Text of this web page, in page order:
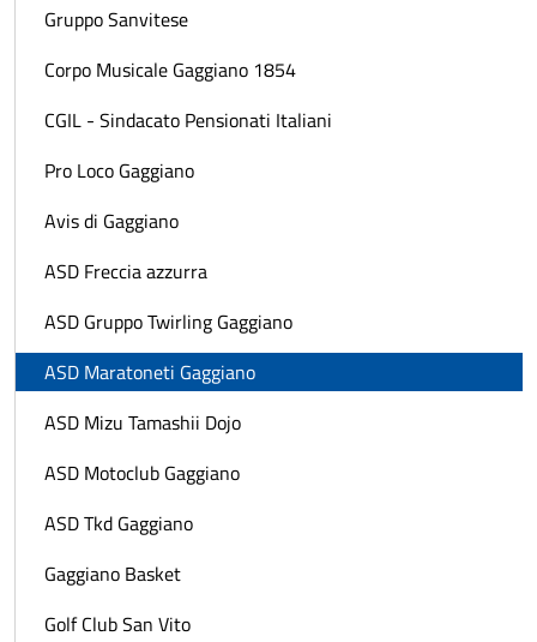
Gruppo Sanvitese
Corpo Musicale Gaggiano 1854
CGIL - Sindacato Pensionati Italiani
Pro Loco Gaggiano
Avis di Gaggiano
ASD Freccia azzurra
ASD Gruppo Twirling Gaggiano
ASD Maratoneti Gaggiano
ASD Mizu Tamashii Dojo
ASD Motoclub Gaggiano
ASD Tkd Gaggiano
Gaggiano Basket
Golf Club San Vito